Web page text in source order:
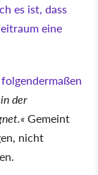
es ist, dass
eine
der
Gemeint
nicht